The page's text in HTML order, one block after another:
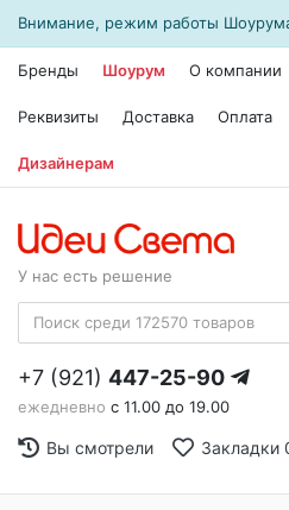
Внимание, режим работы
Бренды Шоурум О компании
Реквизиты Доставка Оплата
Дизайнерам
У нас есть решение
+7 (921) 447-25-90
ежедневно с 11.00 до 19.00
Вы смотрели Закладки